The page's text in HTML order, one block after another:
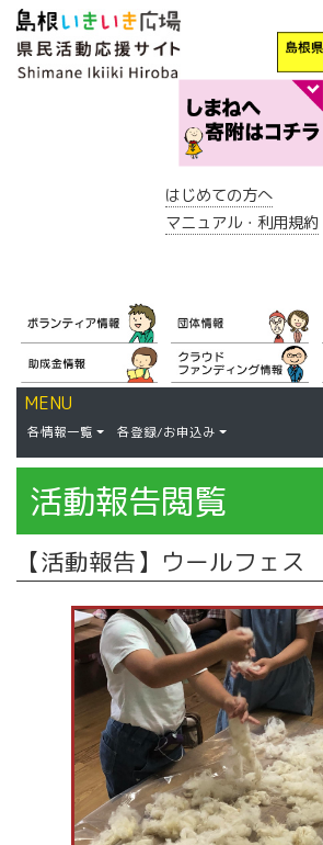
はじめての方へ
マニュアル・利用規約
MENU
各情報一覧 各登録/お申込み
活動報告閲覧
【活動報告】ウールフェス
飲食店の出店.jpg